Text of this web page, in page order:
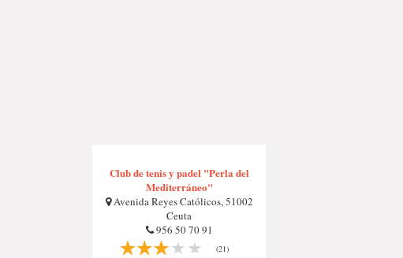
Club de tenis y padel "Perla del
Mediterráneo"
Avenida Reyes Católicos, 51002
Ceuta
956 50 70 91
(21)